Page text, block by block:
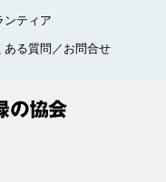
ンティア
ある質問／お問合せ